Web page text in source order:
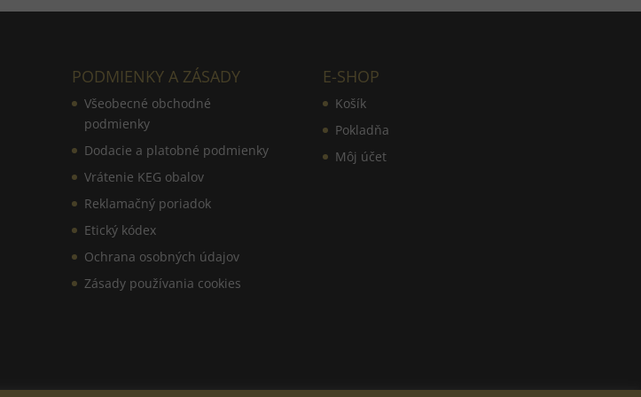
PODMIENKY A ZÁSADY
Všeobecné obchodné
podmienky
Dodacie a platobné podmienky
Vrátenie KEG obalov
Reklamačný poriadok
Etický kódex
Ochrana osobných údajov
Zásady používania cookies
E-SHOP
Košík
Pokladňa
Môj účet